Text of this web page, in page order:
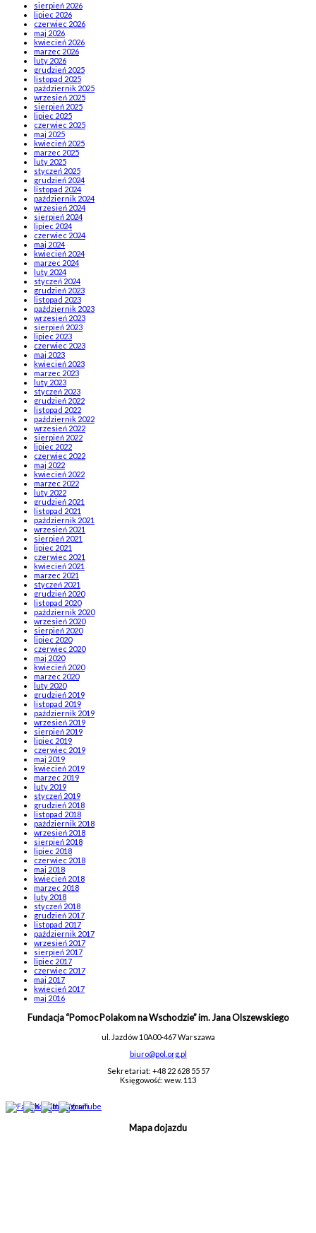
sierpień 2026
lipiec 2026
czerwiec 2026
maj 2026
kwiecień 2026
marzec 2026
luty 2026
grudzień 2025
listopad 2025
październik 2025
wrzesień 2025
sierpień 2025
lipiec 2025
czerwiec 2025
maj 2025
kwiecień 2025
marzec 2025
luty 2025
styczeń 2025
grudzień 2024
listopad 2024
październik 2024
wrzesień 2024
sierpień 2024
lipiec 2024
czerwiec 2024
maj 2024
kwiecień 2024
marzec 2024
luty 2024
styczeń 2024
grudzień 2023
listopad 2023
październik 2023
wrzesień 2023
sierpień 2023
lipiec 2023
czerwiec 2023
maj 2023
kwiecień 2023
marzec 2023
luty 2023
styczeń 2023
grudzień 2022
listopad 2022
październik 2022
wrzesień 2022
sierpień 2022
lipiec 2022
czerwiec 2022
maj 2022
kwiecień 2022
marzec 2022
luty 2022
grudzień 2021
listopad 2021
październik 2021
wrzesień 2021
sierpień 2021
lipiec 2021
czerwiec 2021
kwiecień 2021
marzec 2021
styczeń 2021
grudzień 2020
listopad 2020
październik 2020
wrzesień 2020
sierpień 2020
lipiec 2020
czerwiec 2020
maj 2020
kwiecień 2020
marzec 2020
luty 2020
grudzień 2019
listopad 2019
październik 2019
wrzesień 2019
sierpień 2019
lipiec 2019
czerwiec 2019
maj 2019
kwiecień 2019
marzec 2019
luty 2019
styczeń 2019
grudzień 2018
listopad 2018
październik 2018
wrzesień 2018
sierpień 2018
lipiec 2018
czerwiec 2018
maj 2018
kwiecień 2018
marzec 2018
luty 2018
styczeń 2018
grudzień 2017
listopad 2017
październik 2017
wrzesień 2017
sierpień 2017
lipiec 2017
czerwiec 2017
maj 2017
kwiecień 2017
maj 2016
Fundacja “Pomoc Polakom na Wschodzie” im. Jana Olszewskiego
ul. Jazdów 10A00-467 Warszawa
biuro@pol.org.pl
Sekretariat: +48 22 628 55 57
Księgowość: wew. 113
Mapa dojazdu